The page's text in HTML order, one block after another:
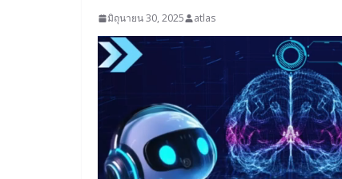
มิถุนายน 30, 2025 atlas